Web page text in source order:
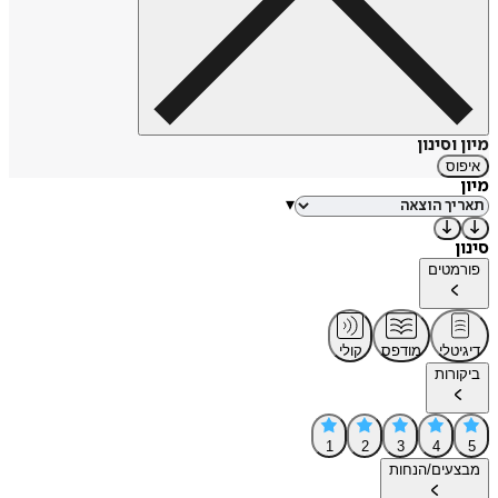
שנייה ביוזמתו של דוד צפריר. בספר אביב מוקדם של מוקי צור
כונסו מכתביו, ובשנת 1990 יצאה מהדורה מורחבת של על גבול
מקור: ויקיפדיה
https://tinyurl.com/37bf9s4u
מיון וסינון
איפוס
מיון
▾
סינון
פורמטים
דיגיטלי מודפס
קולי
ביקורות
5
4
3
2
1
מבצעים/הנחות